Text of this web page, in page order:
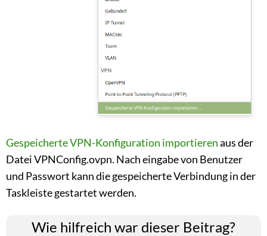
Gespeicherte VPN-Konfiguration importierenaus der
Datei VPNConfig.ovpn. Nach eingabe von Benutzer
und Passwort kann die gespeicherte Verbindung in der
Taskleiste gestartet werden.
Wie hilfreich war dieser Beitrag?